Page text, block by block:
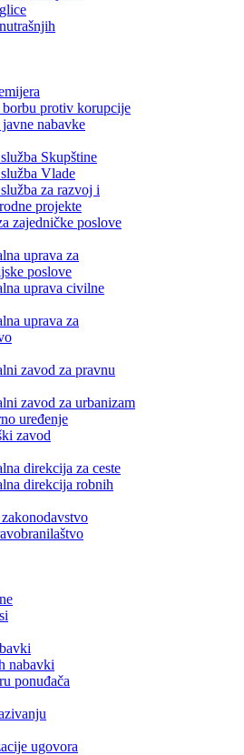
borbu protiv korupcije
nabavke
Skupštine
Vlade
za razvoj i
projekte
zajedničke poslove
uprava za
poslove
uprava civilne
uprava za
zavod za pravnu
zavod za urbanizam
uređenje
zavod
direkcija za ceste
direkcija robnih
nabavki
ponuđača
ugovora